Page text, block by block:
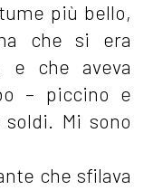
più bello,
che si era
e che aveva
– piccino e
Mi sono
che sfilava